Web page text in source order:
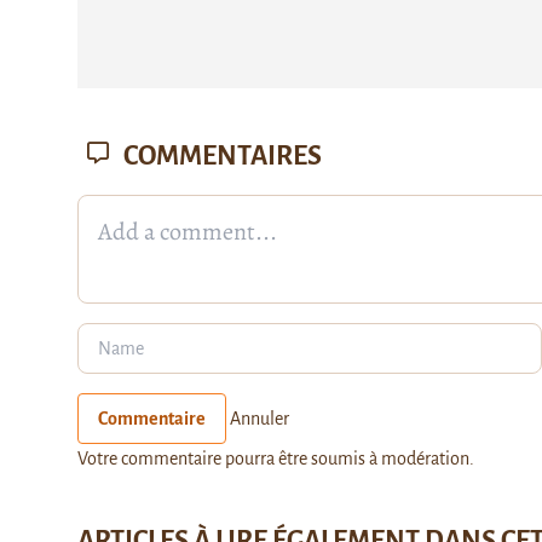
COMMENTAIRES
Commentaire Annuler
Votre commentaire pourra être soumis à modération.